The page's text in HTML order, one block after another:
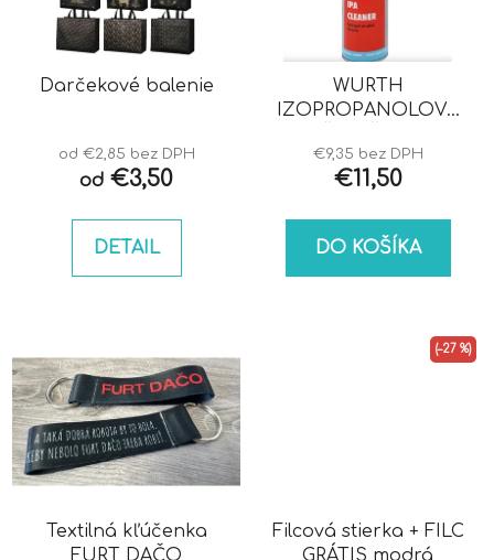
Darčekové balenie
od €2,85 bez DPH
od €3,50
DETAIL
WURTH
IZOPROPANOLOVÝ
€9,35 bez DPH
€11,50
DO KOŠÍKA
Textilná kľúčenka
FURT DAČO
Filcová stierka + FILC
GRÁTIS modrá
(–27 %)